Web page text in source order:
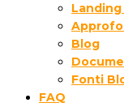
Landing
Blog
Fonti
FAQ